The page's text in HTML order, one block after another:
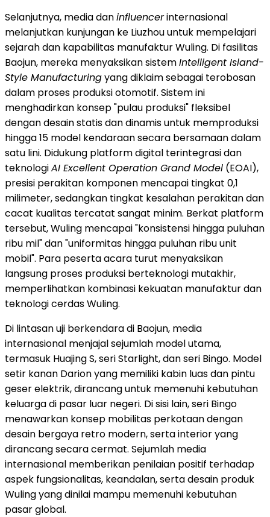
Selanjutnya, media daninfluencerinternasional
melanjutkan kunjungan ke Liuzhou untuk mempelajari
sejarah dan kapabilitas manufaktur Wuling. Di fasilitas
Baojun, mereka menyaksikan sistemIntelligent Island-
Style Manufacturingyang diklaim sebagai terobosan
dalam proses produksi otomotif. Sistem ini
menghadirkan konsep "pulau produksi" fleksibel
dengan desain statis dan dinamis untuk memproduksi
hingga 15 model kendaraan secara bersamaan dalam
satu lini. Didukung platform digital terintegrasi dan
teknologiAI Excellent Operation Grand Model (EOAI),
presisi perakitan komponen mencapai tingkat 0,1
milimeter, sedangkan tingkat kesalahan perakitan dan
cacat kualitas tercatat sangat minim. Berkat platform
tersebut, Wuling mencapai "konsistensi hingga puluhan
ribu mil" dan "uniformitas hingga puluhan ribu unit
mobil". Para peserta acara turut menyaksikan
langsung proses produksi berteknologi mutakhir,
memperlihatkan kombinasi kekuatan manufaktur dan
teknologi cerdas Wuling.
Di lintasan uji berkendara di Baojun, media
internasional menjajal sejumlah model utama,
termasuk Huajing S, seri Starlight, dan seri Bingo. Model
setir kanan Darion yang memiliki kabin luas dan pintu
geser elektrik, dirancang untuk memenuhi kebutuhan
keluarga di pasar luar negeri. Di sisi lain, seri Bingo
menawarkan konsep mobilitas perkotaan dengan
desain bergaya retro modern, serta interior yang
dirancang secara cermat. Sejumlah media
internasional memberikan penilaian positif terhadap
aspek fungsionalitas, keandalan, serta desain produk
Wuling yang dinilai mampu memenuhi kebutuhan
pasar global.